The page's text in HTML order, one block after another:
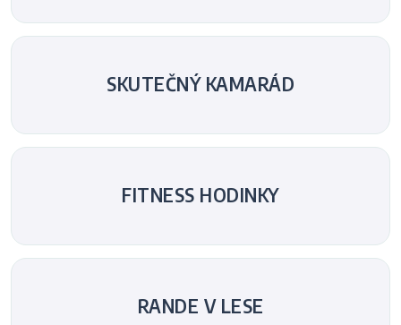
SKUTEČNÝ KAMARÁD
FITNESS HODINKY
RANDE V LESE